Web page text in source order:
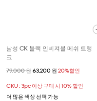
남성 CK 블랙 인비져블 메쉬 트렁
크
할인 전 가격
79,000 원할인된 가격
63,200 원 20%할인
CKU : 3pc 이상 구매 시 10% 할인
더 많은 색상 선택 가능